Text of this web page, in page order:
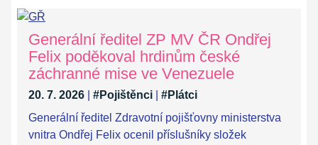
Generální ředitel ZP MV ČR Ondřej
Felix poděkoval hrdinům české
záchranné mise ve Venezuele
20. 7. 2026 #Pojištěnci
#Plátci
Generální ředitel Zdravotní pojišťovny ministerstva
vnitra Ondřej Felix ocenil příslušníky složek